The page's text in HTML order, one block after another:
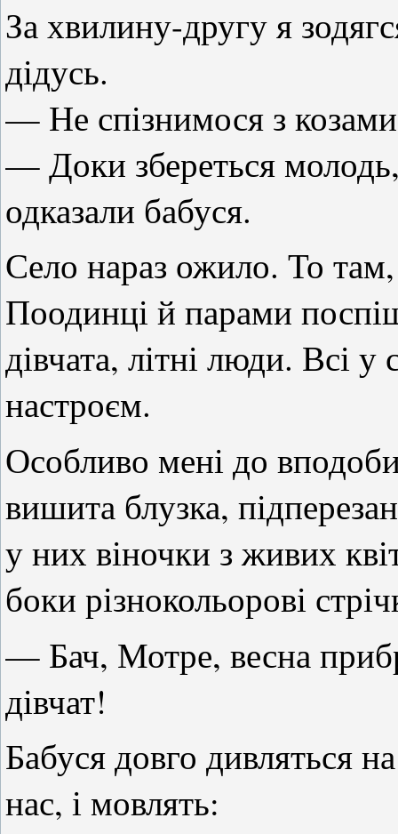
За хвилину-другу я
дідусь.
— Не спізнимося з
— Доки збереться
одказали бабуся.
Село нараз ожило. То
Поодинці й парами
дівчата, літні люди. Всі
настроєм.
Особливо мені до
вишита блузка,
у них віночки з живих
боки різнокольорові
— Бач, Мотре, весна
дівчат!
Бабуся довго дивляться
нас, і мовлять: